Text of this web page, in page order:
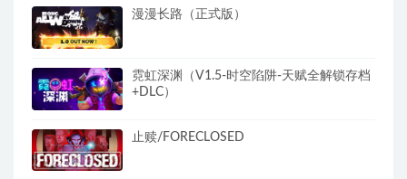
漫漫长路（正式版）
霓虹深渊（V1.5-时空陷阱-天赋全解锁存档
+DLC）
止赎/FORECLOSED